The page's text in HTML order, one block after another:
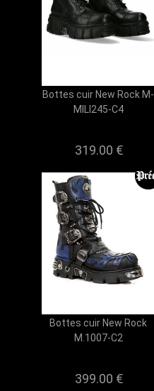
Bottes cuir New Rock M-
MILI245-C4
319.00 €
Bottes cuir New Rock
M.1007-C2
399.00 €